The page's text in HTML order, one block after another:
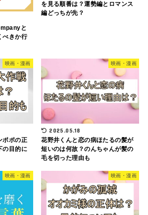
と
べきか行
を見る順番は？運勢編とロマンス
編どっちが先？
映画・漫画
ポポの正
の目的に
映画・漫画
2025.05.18
花野井くんと恋の病ほたるの髪が
短いのは何故？のんちゃんが髪の
毛を切った理由も
映画・漫画 映画・漫画